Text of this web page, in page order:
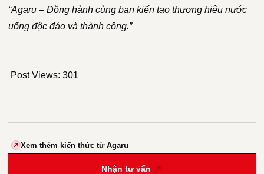
“Agaru – Đồng hành cùng bạn kiến tạo thương hiệu nước
uống độc đáo và thành công.”
Post Views: 301
Xem thêm kiến thức từ Agaru
Nhận tư vấn